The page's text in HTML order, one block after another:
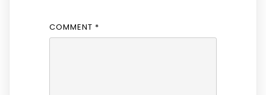
COMMENT *